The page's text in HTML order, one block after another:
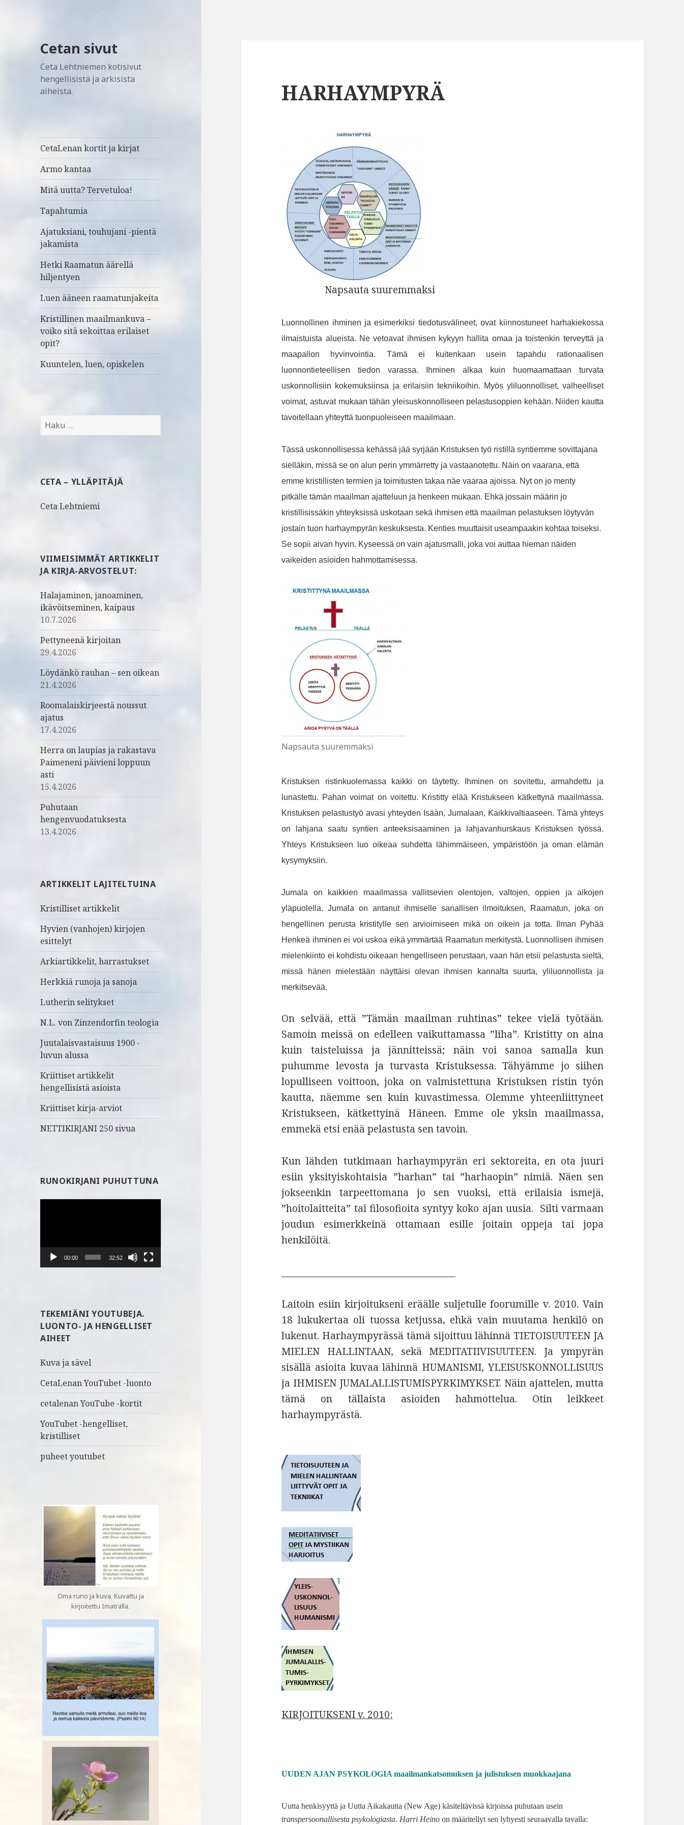
Cetan sivut
Ceta Lehtniemen kotisivut
hengellisistä ja arkisista
aiheista.
CetaLenan kortit ja kirjat
Armo kantaa
Mitä uutta? Tervetuloa!
Tapahtumia
Ajatuksiani, touhujani -pientä
jakamista
Hetki Raamatun äärellä
hiljentyen
Luen ääneen raamatunjakeita
Kristillinen maailmankuva –
voiko sitä sekoittaa erilaiset
opit?
Kuuntelen, luen, opiskelen
H
a
CETA – YLLÄPITÄJÄ
Ceta Lehtniemi
VIIMEISIMMÄT ARTIKKELIT
JA KIRJA-ARVOSTELUT:
Halajaminen, janoaminen,
ikävöitseminen, kaipaus
10.7.2026
Pettyneenä kirjoitan
29.4.2026
Löydänkö rauhan – sen oikean
21.4.2026
Roomalaiskirjeestä noussut
ajatus
17.4.2026
Herra on laupias ja rakastava
Paimeneni päivieni loppuun
asti
15.4.2026
Puhutaan
hengenvuodatuksesta
13.4.2026
ARTIKKELIT LAJITELTUINA
Kristilliset artikkelit
Hyvien (vanhojen) kirjojen
esittelyt
Arkiartikkelit, harrastukset
Herkkiä runoja ja sanoja
Lutherin selitykset
N.L. von Zinzendorfin teologia
Juutalaisvastaisuus 1900 -
luvun alussa
Kriittiset artikkelit
hengellisistä asioista
Kriittiset kirja-arviot
NETTIKIRJANI 250 sivua
RUNOKIRJANI PUHUTTUNA
00:00 32:52
TEKEMIÄNI YOUTUBEJA.
LUONTO- JA HENGELLISET
AIHEET
Kuva ja sävel
CetaLenan YouTubet -luonto
cetalenan YouTube -kortit
YouTubet -hengelliset,
kristilliset
puheet youtubet
Oma runo ja kuva. Kuvattu ja
kirjoitettu Imatralla.
HARHAYMPYRÄ
Napsauta suuremmaksi
Luonnollinen ihminen ja esimerkiksi tiedotusvälineet, ovat kiinnostuneet harhakiekossa
ilmaistuista alueista. Ne vetoavat ihmisen kykyyn hallita omaa ja toistenkin terveyttä ja
maapallon hyvinvointia. Tämä ei kuitenkaan usein tapahdu rationaalisen
luonnontieteellisen tiedon varassa. Ihminen alkaa kuin huomaamattaan turvata
uskonnollisiin kokemuksiinsa ja erilaisiin tekniikoihin. Myös yliluonnolliset, valheelliset
voimat, astuvat mukaan tähän yleisuskonnolliseen pelastusoppien kehään. Niiden kautta
tavoitellaan yhteyttä tuonpuoleiseen maailmaan.
Tässä uskonnollisessa kehässä jää syrjään Kristuksen työ ristillä syntiemme sovittajana
sielläkin, missä se on alun perin ymmärretty ja vastaanotettu. Näin on vaarana, että
emme kristillisten termien ja toimitusten takaa näe vaaraa ajoissa. Nyt on jo menty
pitkälle tämän maailman ajatteluun ja henkeen mukaan. Ehkä jossain määrin jo
kristillisissäkin yhteyksissä uskotaan sekä ihmisen että maailman pelastuksen löytyvän
jostain tuon harhaympyrän keskuksesta. Kenties muuttaisit useampaakin kohtaa toiseksi.
Se sopii aivan hyvin. Kyseessä on vain ajatusmalli, joka voi auttaa hieman näiden
vaikeiden asioiden hahmottamisessa.
Napsauta suuremmaksi
Kristuksen ristinkuolemassa kaikki on täytetty. Ihminen on sovitettu, armahdettu ja
lunastettu. Pahan voimat on voitettu. Kristitty elää Kristukseen kätkettynä maailmassa.
Kristuksen pelastustyö avasi yhteyden Isään, Jumalaan, Kaikkivaltiaaseen. Tämä yhteys
on lahjana saatu syntien anteeksisaaminen ja lahjavanhurskaus Kristuksen työssä.
Yhteys Kristukseen luo oikeaa suhdetta lähimmäiseen, ympäristöön ja oman elämän
kysymyksiin.
Jumala on kaikkien maailmassa vallitsevien olentojen, valtojen, oppien ja aikojen
yläpuolella. Jumala on antanut ihmiselle sanallisen ilmoituksen, Raamatun, joka on
hengellinen perusta kristitylle sen arvioimiseen mikä on oikein ja totta. Ilman Pyhää
Henkeä ihminen ei voi uskoa eikä ymmärtää Raamatun merkitystä. Luonnollisen ihmisen
mielenkiinto ei kohdistu oikeaan hengelliseen perustaan, vaan hän etsii pelastusta sieltä,
missä hänen mielestään näyttäisi olevan ihmisen kannalta suurta, yliluonnollista ja
merkitsevää.
On selvää, että ”Tämän maailman ruhtinas” tekee vielä työtään.
Samoin meissä on edelleen vaikuttamassa ”liha”. Kristitty on aina
kuin taisteluissa ja jännitteissä; näin voi sanoa samalla kun
puhumme levosta ja turvasta Kristuksessa. Tähyämme jo siihen
lopulliseen voittoon, joka on valmistettuna Kristuksen ristin työn
kautta, näemme sen kuin kuvastimessa. Olemme yhteenliittyneet
Kristukseen, kätkettyinä Häneen. Emme ole yksin maailmassa,
emmekä etsi enää pelastusta sen tavoin.
Kun lähden tutkimaan harhaympyrän eri sektoreita, en ota juuri
esiin yksityiskohtaisia ”harhan” tai ”harhaopin” nimiä. Näen sen
jokseenkin tarpeettomana jo sen vuoksi, että erilaisia ismejä,
”hoitolaitteita” tai filosofioita syntyy koko ajan uusia. Silti varmaan
joudun esimerkkeinä ottamaan esille joitain oppeja tai jopa
henkilöitä.
Laitoin esiin kirjoitukseni eräälle suljetulle foorumille v. 2010. Vain
18 lukukertaa oli tuossa ketjussa, ehkä vain muutama henkilö on
lukenut. Harhaympyrässä tämä sijoittuu lähinnä TIETOISUUTEEN JA
MIELEN HALLINTAAN, sekä MEDITATIIVISUUTEEN. Ja ympyrän
sisällä asioita kuvaa lähinnä HUMANISMI, YLEISUSKONNOLLISUUS
ja IHMISEN JUMALALLISTUMISPYRKIMYKSET. Näin ajattelen, mutta
tämä on tällaista asioiden hahmottelua. Otin leikkeet
harhaympyrästä.
KIRJOITUKSENI v. 2010:
UUDEN AJAN PSYKOLOGIA maailmankatsomuksen ja julistuksen muokkaajana
Uutta henkisyyttä ja Uutta Aikakautta (New Age) käsiteltävissä kirjoissa puhutaan usein
transpersoonallisesta psykologiasta. Harri Heino on määritellyt sen lyhyesti seuraavalla tavalla: